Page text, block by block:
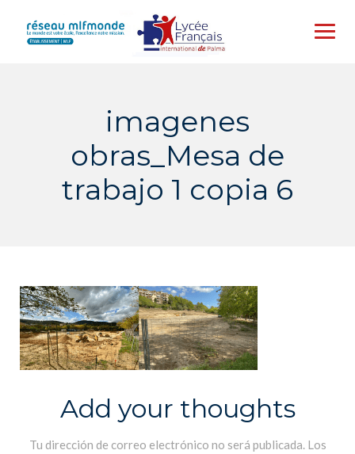
content
imagenes
obras_Mesa de
trabajo 1 copia 6
Add your thoughts
Tu dirección de correo electrónico no será publicada. Los